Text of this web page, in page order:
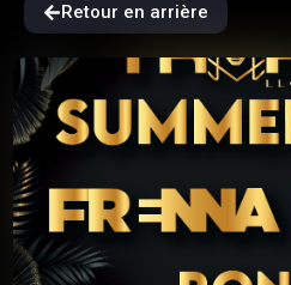
Retour en arrière